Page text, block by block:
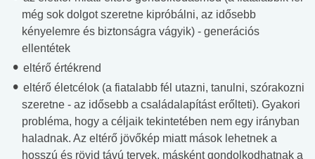
még sok dolgot szeretne kipróbálni, az idősebb
kényelemre és biztonságra vágyik) - generációs
ellentétek
eltérő értékrend
eltérő életcélok (a fiatalabb fél utazni, tanulni, szórakozni
szeretne - az idősebb a családalapítást erőlteti). Gyakori
probléma, hogy a céljaik tekintetében nem egy irányban
haladnak. Az eltérő jövőkép miatt mások lehetnek a
hosszú és rövid távú tervek, másként gondolkodhatnak a